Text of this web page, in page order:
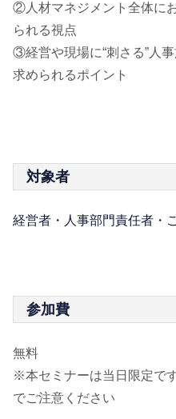
②人材マネジメント全体に
られる視点
③経営や現場に“刺さる”人
求められるポイント
対象者
経営者・人事部門責任者・
参加費
無料
※本セミナーは当日限定で
でご注意ください